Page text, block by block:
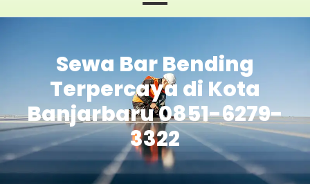
Sewa Bar Bending
Terpercaya di Kota
Banjarbaru 0851-6279-
3322